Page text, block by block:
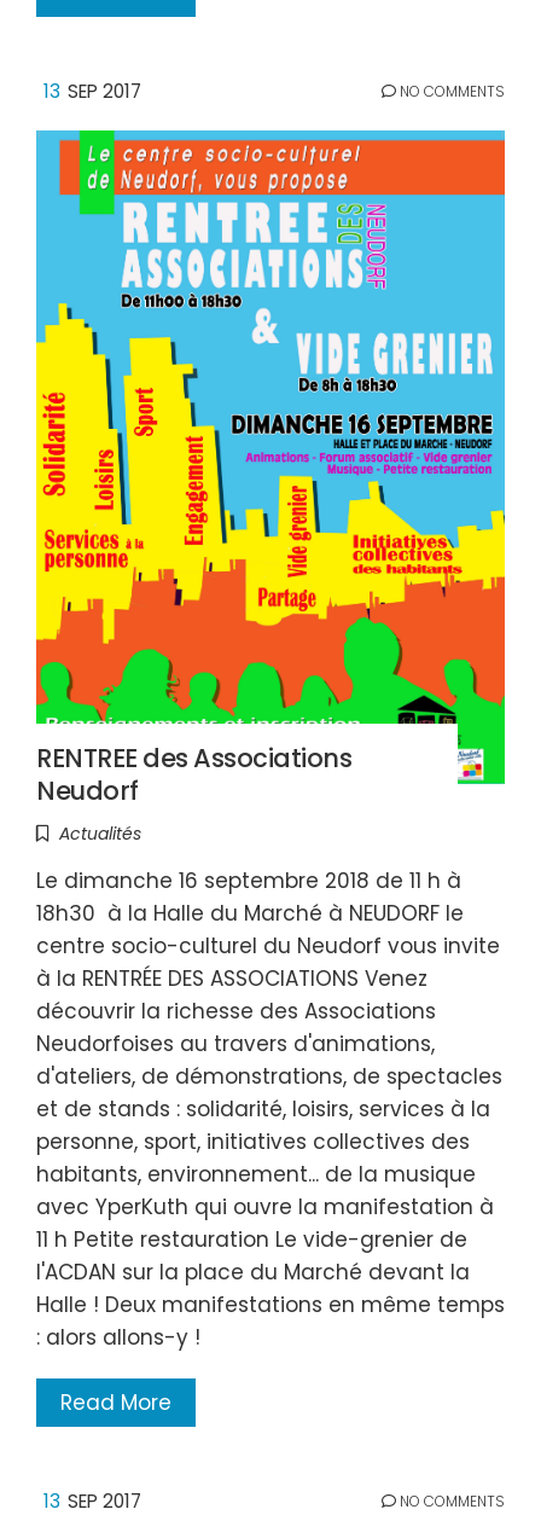
13 SEP 2017 NO COMMENTS
RENTREE des Associations
Neudorf
Actualités
Le dimanche 16 septembre 2018 de 11 h à
18h30 à la Halle du Marché à NEUDORF le
centre socio-culturel du Neudorf vous invite
à la RENTRÉE DES ASSOCIATIONS Venez
découvrir la richesse des Associations
Neudorfoises au travers d'animations,
d'ateliers, de démonstrations, de spectacles
et de stands : solidarité, loisirs, services à la
personne, sport, initiatives collectives des
habitants, environnement... de la musique
avec YperKuth qui ouvre la manifestation à
11 h Petite restauration Le vide-grenier de
l'ACDAN sur la place du Marché devant la
Halle ! Deux manifestations en même temps
: alors allons-y !
Read More
13 SEP 2017 NO COMMENTS